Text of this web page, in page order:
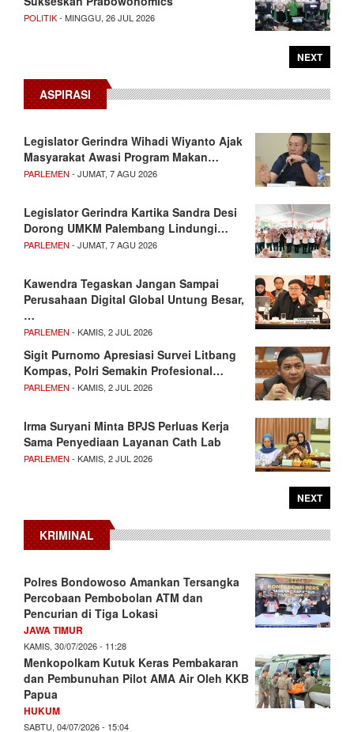
POLITIK- MINGGU, 26 JUL 2026
NEXT
ASPIRASI
Legislator Gerindra Wihadi Wiyanto Ajak
Masyarakat Awasi Program Makan…
PARLEMEN - JUMAT, 7 AGU 2026
Legislator Gerindra Kartika Sandra Desi
Dorong UMKM Palembang Lindungi…
PARLEMEN - JUMAT, 7 AGU 2026
Kawendra Tegaskan Jangan Sampai
Perusahaan Digital Global Untung Besar,
…
PARLEMEN - KAMIS, 2 JUL 2026
Sigit Purnomo Apresiasi Survei Litbang
Kompas, Polri Semakin Profesional…
PARLEMEN - KAMIS, 2 JUL 2026
Irma Suryani Minta BPJS Perluas Kerja
Sama Penyediaan Layanan Cath Lab
PARLEMEN - KAMIS, 2 JUL 2026
NEXT
KRIMINAL
Polres Bondowoso Amankan Tersangka
Percobaan Pembobolan ATM dan
Pencurian di Tiga Lokasi
JAWA TIMUR
KAMIS, 30/07/2026 - 11:28
Menkopolkam Kutuk Keras Pembakaran
dan Pembunuhan Pilot AMA Air Oleh KKB
Papua
HUKUM
SABTU, 04/07/2026 - 15:04